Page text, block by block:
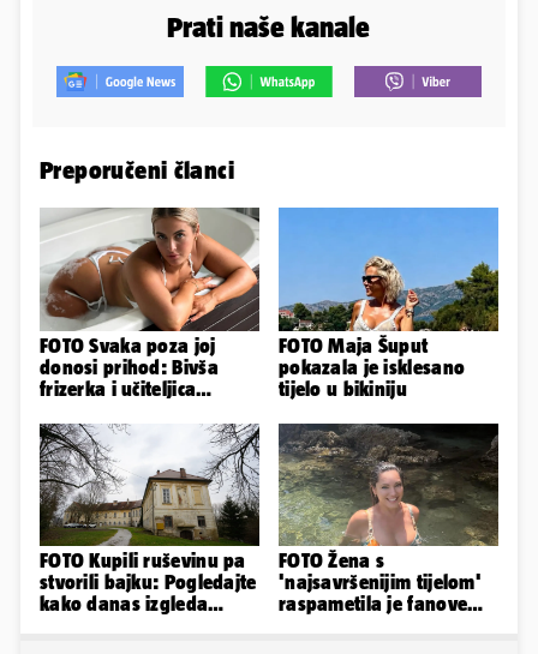
Prati naše kanale
Preporučeni članci
FOTO Svaka poza joj
donosi prihod: Bivša
frizerka i učiteljica
Instagram
FOTO Maja Šuput
pokazala je isklesano
tijelo u bikiniju
FOTO Kupili ruševinu pa
stvorili bajku: Pogledajte
kako danas izgleda
FOTO Žena s
'najsavršenijim tijelom'
raspametila je fanove